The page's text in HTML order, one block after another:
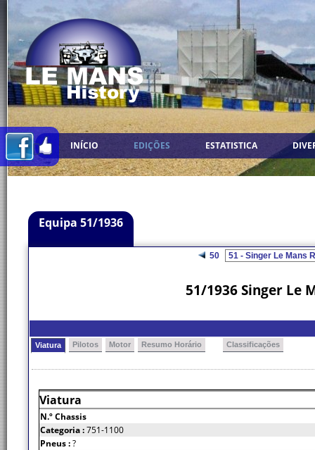
INÍCIO EDIÇÕES ESTATISTICA
Equipa 51/1936
50
51/1936 Singer Le
Viatura Pilotos Motor Resumo Horário Classificações
Viatura
N.º Chassis
Categoria :751-1100
Pneus :?